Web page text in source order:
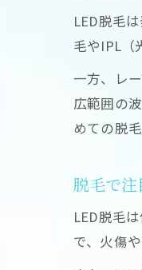
LED脱毛
毛やIPL（
一方、レ
広範囲の
めての脱
脱毛で
LED脱毛
で、火傷